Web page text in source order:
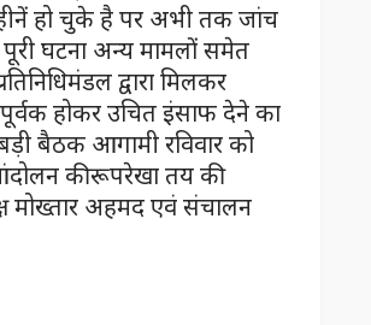
हो चुके है पर अभी तक जांच
घटना अन्य मामलों समेत
द्वारा मिलकर
होकर उचित इंसाफ देने का
बैठक आगामी रविवार को
की रूपरेखा तय की
मोख्तार अहमद एवं संचालन